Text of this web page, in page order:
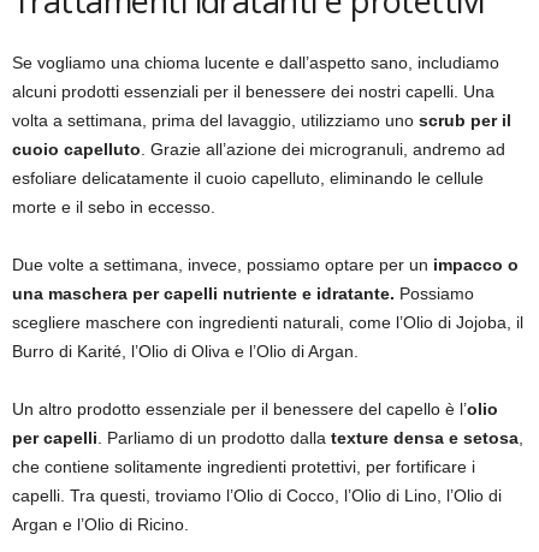
Se vogliamo una chioma lucente e dall’aspetto sano, includiamo
alcuni prodotti essenziali per il benessere dei nostri capelli. Una
volta a settimana, prima del lavaggio, utilizziamo uno scrub per il
cuoio capelluto . Grazie all’azione dei microgranuli, andremo ad
esfoliare delicatamente il cuoio capelluto, eliminando le cellule
morte e il sebo in eccesso.
Due volte a settimana, invece, possiamo optare per un impacco o
una maschera per capelli nutriente e idratante. Possiamo
scegliere maschere con ingredienti naturali, come l’Olio di Jojoba, il
Burro di Karité, l’Olio di Oliva e l’Olio di Argan.
Un altro prodotto essenziale per il benessere del capello è l’olio
per capelli . Parliamo di un prodotto dalla texture densa e setosa
che contiene solitamente ingredienti protettivi, per fortificare i
capelli. Tra questi, troviamo l’Olio di Cocco, l’Olio di Lino, l’Olio di
Argan e l’Olio di Ricino.